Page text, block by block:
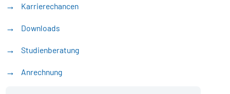
Karrierechancen
Downloads
Studienberatung
Anrechnung